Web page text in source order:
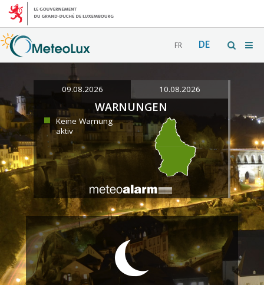
FR DE
09.08.2026 10.08.2026
WARNUNGEN
Keine Warnung
aktiv